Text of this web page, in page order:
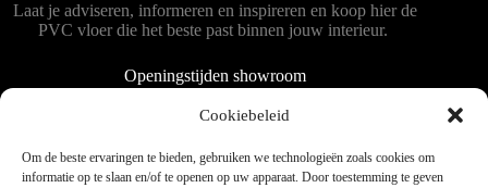
Cookiebeleid
Om de beste ervaringen te bieden, gebruiken we technologieën zoals cookies om
informatie op te slaan en/of te openen op uw apparaat. Door toestemming te geven
Laat je adviseren, informeren en inspireren en koop hier de
PVC vloer die het beste past binnen jouw interieur.
Openingstijden showroom
Dinsdag tot en met vrijdag 9:00 - 18:00
Zaterdag 9:00 tot 15:00